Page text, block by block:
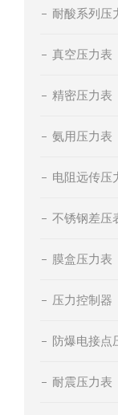
耐酸系列压
真空压力表
精密压力表
氨用压力表
电阻远传压
不锈钢差压
膜盒压力表
压力控制器
防爆电接点
耐震压力表